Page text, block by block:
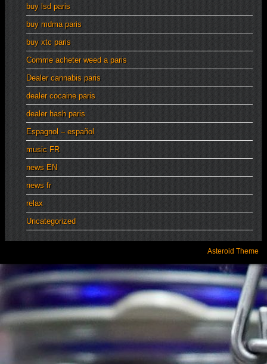
buy lsd paris
buy mdma paris
buy xtc paris
Comme acheter weed a paris
Dealer cannabis paris
dealer cocaine paris
dealer hash paris
Espagnol – español
music FR
news EN
news fr
relax
Uncategorized
Asteroid Theme